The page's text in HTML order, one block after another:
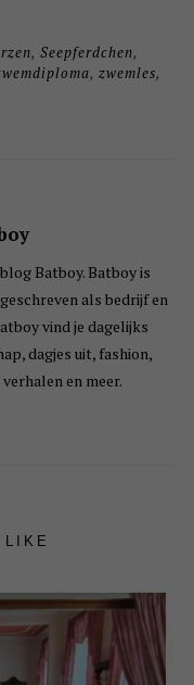
,Seepferdchen,
, zwemles,
Batboy. Batboy is
als bedrijf en
vind je dagelijks
dagjes uit, fashion,
en meer.
LIKE